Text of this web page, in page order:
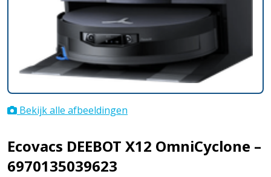
Bekijk alle afbeeldingen
Ecovacs DEEBOT X12 OmniCyclone –
6970135039623